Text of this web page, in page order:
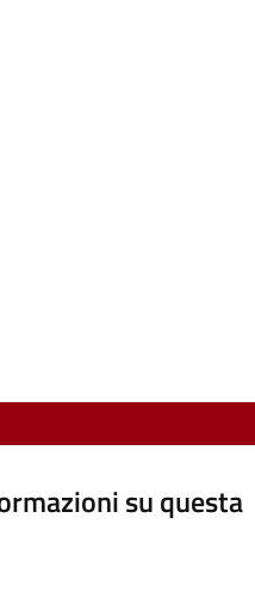
su questa